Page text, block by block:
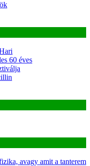
60 éves
avagy amit a tanterem